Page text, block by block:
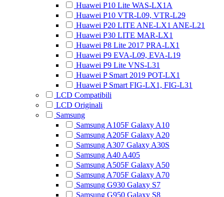
Huawei P10 Lite WAS-LX1A
Huawei P10 VTR-L09, VTR-L29
Huawei P20 LITE ANE-LX1 ANE-L21
Huawei P30 LITE MAR-LX1
Huawei P8 Lite 2017 PRA-LX1
Huawei P9 EVA-L09, EVA-L19
Huawei P9 Lite VNS-L31
Huawei P Smart 2019 POT-LX1
Huawei P Smart FIG-LX1, FIG-L31
LCD Compatibili
LCD Originali
Samsung
Samsung A105F Galaxy A10
Samsung A205F Galaxy A20
Samsung A307 Galaxy A30S
Samsung A40 A405
Samsung A505F Galaxy A50
Samsung A705F Galaxy A70
Samsung G930 Galaxy S7
Samsung G950 Galaxy S8